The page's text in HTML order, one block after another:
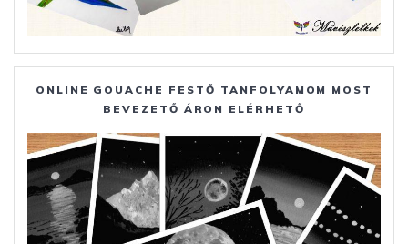
ONLINE GOUACHE FESTŐ TANFOLYAMOM MOST
BEVEZETŐ ÁRON ELÉRHETŐ